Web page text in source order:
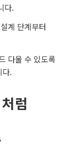
다.
계 단계부터
다울 수 있도록
다.
럼